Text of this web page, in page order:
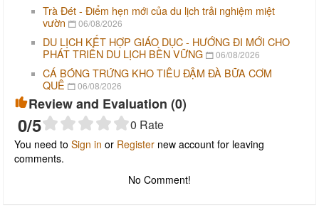
Trà Đét - Điểm hẹn mới của du lịch trải nghiệm miệt
vườn
06/08/2026
DU LỊCH KẾT HỢP GIÁO DỤC - HƯỚNG ĐI MỚI CHO
PHÁT TRIỂN DU LỊCH BỀN VỮNG
06/08/2026
CÁ BÓNG TRỨNG KHO TIÊU ĐẬM ĐÀ BỮA CƠM
QUÊ
06/08/2026
Review and Evaluation (0)
0/5 0 Rate
You need to Sign in or Register new account for leaving
comments.
No Comment!